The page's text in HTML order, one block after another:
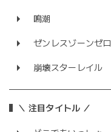
鳴潮
ゼンレスゾーンゼロ
崩壊スターレイル
＼ 注目タイトル ／